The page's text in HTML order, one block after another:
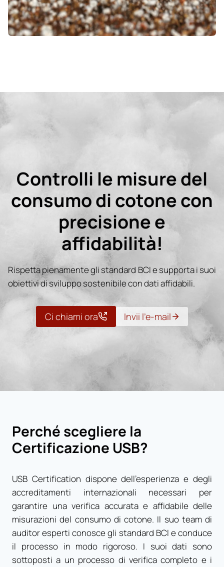
Controlli le misure del
consumo di cotone con
precisione e
affidabilità!
Rispetta pienamente gli standard BCI e supporta i suoi
obiettivi di sviluppo sostenibile con dati affidabili.
Ci chiami ora Invii l’e-mail
Perché scegliere la
Certificazione USB?
USB Certification dispone dell’esperienza e degli
accreditamenti internazionali necessari per
garantire una verifica accurata e affidabile delle
misurazioni del consumo di cotone. Il suo team di
auditor esperti conosce gli standard BCI e conduce
il processo in modo rigoroso. I suoi dati sono
sottoposti a un processo di verifica completo e i